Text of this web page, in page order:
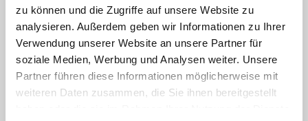
zu können und die Zugriffe auf unsere Website zu
analysieren. Außerdem geben wir Informationen zu Ihrer
Verwendung unserer Website an unsere Partner für
soziale Medien, Werbung und Analysen weiter. Unsere
Partner führen diese Informationen möglicherweise mit
weiteren Daten zusammen, die Sie ihnen bereitgestellt